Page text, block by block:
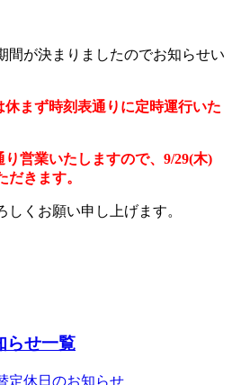
間が決まりましたのでお知らせい
休まず時刻表通りに定時運行いた
り営業いたしますので、9/29(木)
きます。
くお願い申し上げます。
らせ一覧